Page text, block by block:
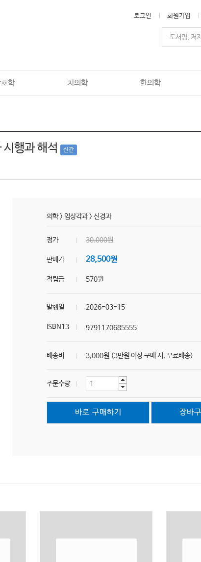
로그인 회원가입
학 치의학 한의학
행과 해석 신간
의학> 임상각과> 신경과
정가 30,000원
판매가 28,500원
적립금 570원
발행일 2026-03-15
ISBN13 9791170685555
배송비 3,000원 (3만원 이상 구매 시, 무료배송)
주문수량
바로 구매하기 장바